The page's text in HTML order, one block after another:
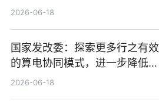
置、纯水冷却单元和特种换热器
2026-06-18
国家发改委：探索更多行之有效
的算电协同模式，进一步降低网
络传输时延_最资讯
2026-06-18